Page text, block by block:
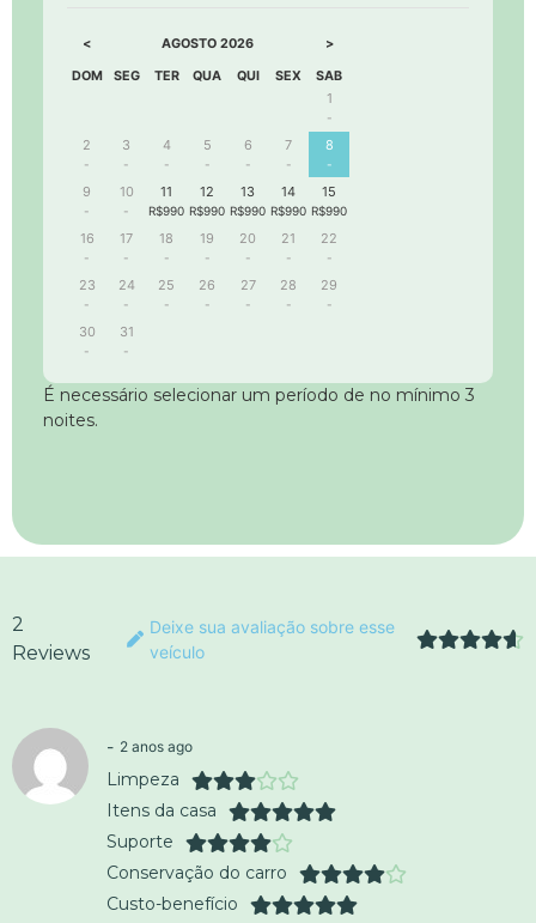
< AGOSTO 2026 >
DOM SEG TER QUA QUI SEX SAB
1
-
2
-
3
-
4
-
5
-
6
-
7
-
8
-
9
-
10
-
11
R$990
12
R$990
13
R$990
14
R$990
15
R$990
16
-
17
-
18
-
19
-
20
-
21
-
22
-
23
-
24
-
25
-
26
-
27
-
28
-
29
-
30
-
31
-
É necessário selecionar um período de no mínimo 3
noites.
2
Reviews
Deixe sua avaliação sobre esse
veículo
- 2 anos ago
Limpeza
Itens da casa
Suporte
Conservação do carro
Custo-benefício